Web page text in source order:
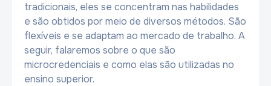
tradicionais, eles se concentram nas habilidades
e são obtidos por meio de diversos métodos. São
flexíveis e se adaptam ao mercado de trabalho. A
seguir, falaremos sobre o que são
microcredenciais e como elas são utilizadas no
ensino superior.